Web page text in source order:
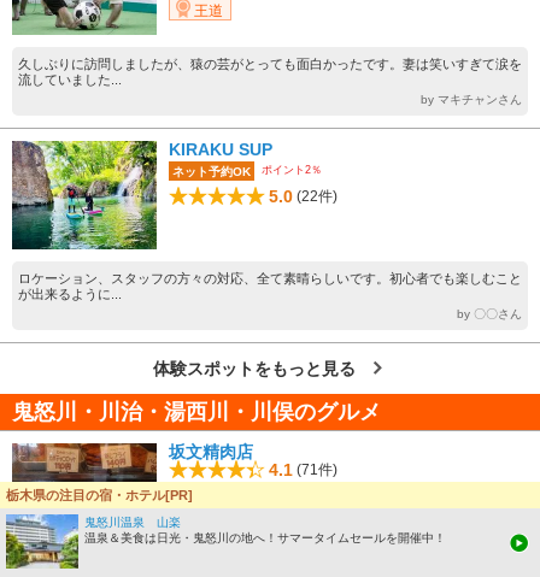
王道
久しぶりに訪問しましたが、猿の芸がとっても面白かったです。妻は笑いすぎて涙を
流していました...
by マキチャンさん
KIRAKU SUP
ネット予約OK ポイント2％
5.0 (22件)
ロケーション、スタッフの方々の対応、全て素晴らしいです。初心者でも楽しむこと
が出来るように...
by 〇〇さん
体験スポットをもっと見る
鬼怒川・川治・湯西川・川俣のグルメ
坂文精肉店
4.1 (71件)
栃木県の注目の宿・ホテル[PR]
鬼怒川温泉 山楽
温泉＆美食は日光・鬼怒川の地へ！サマータイムセールを開催中！